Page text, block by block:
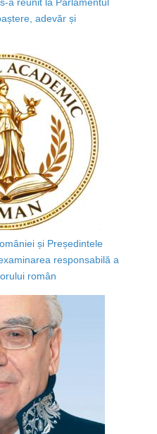
adevăr și
și Președintele
responsabilă a
român